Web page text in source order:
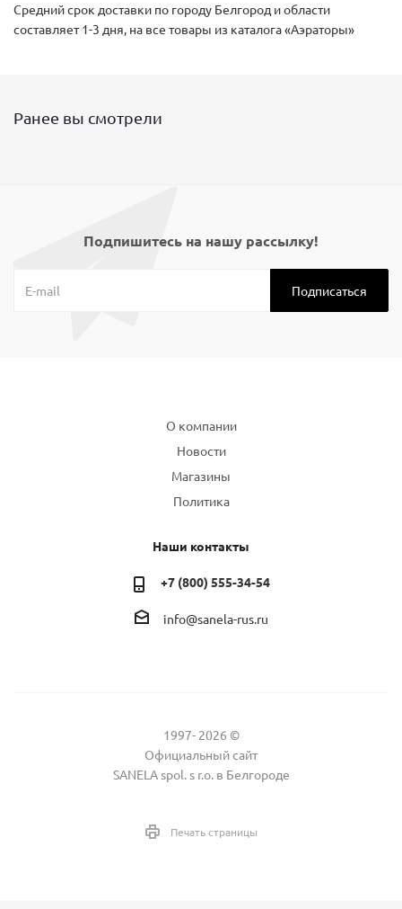
Средний срок доставки по городу Белгород и области
составляет 1-3 дня, на все товары из каталога «Аэраторы»
Ранее вы смотрели
Подпишитесь на нашу рассылку!
О компании
Новости
Магазины
Политика
Наши контакты
+7 (800) 555-34-54
info@sanela-rus.ru
1997- 2026 ©
Официальный сайт
SANELA spol. s r.o. в Белгороде
Печать страницы